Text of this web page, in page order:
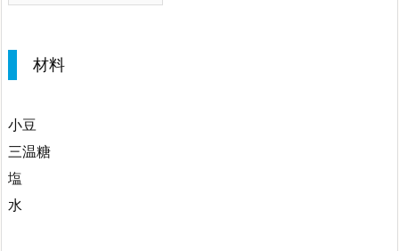
材料
小豆
三温糖
塩
水